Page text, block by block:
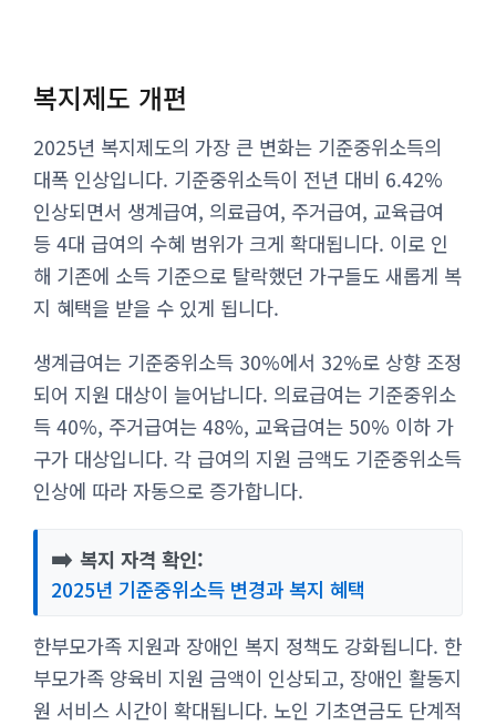
복지제도 개편
2025년 복지제도의 가장 큰 변화는 기준중위소득의
대폭 인상입니다. 기준중위소득이 전년 대비 6.42%
인상되면서 생계급여, 의료급여, 주거급여, 교육급여
등 4대 급여의 수혜 범위가 크게 확대됩니다. 이로 인
해 기존에 소득 기준으로 탈락했던 가구들도 새롭게 복
지 혜택을 받을 수 있게 됩니다.
생계급여는 기준중위소득 30%에서 32%로 상향 조정
되어 지원 대상이 늘어납니다. 의료급여는 기준중위소
득 40%, 주거급여는 48%, 교육급여는 50% 이하 가
구가 대상입니다. 각 급여의 지원 금액도 기준중위소득
인상에 따라 자동으로 증가합니다.
➡️ 복지 자격 확인:
2025년 기준중위소득 변경과 복지 혜택
한부모가족 지원과 장애인 복지 정책도 강화됩니다. 한
부모가족 양육비 지원 금액이 인상되고, 장애인 활동지
원 서비스 시간이 확대됩니다. 노인 기초연금도 단계적